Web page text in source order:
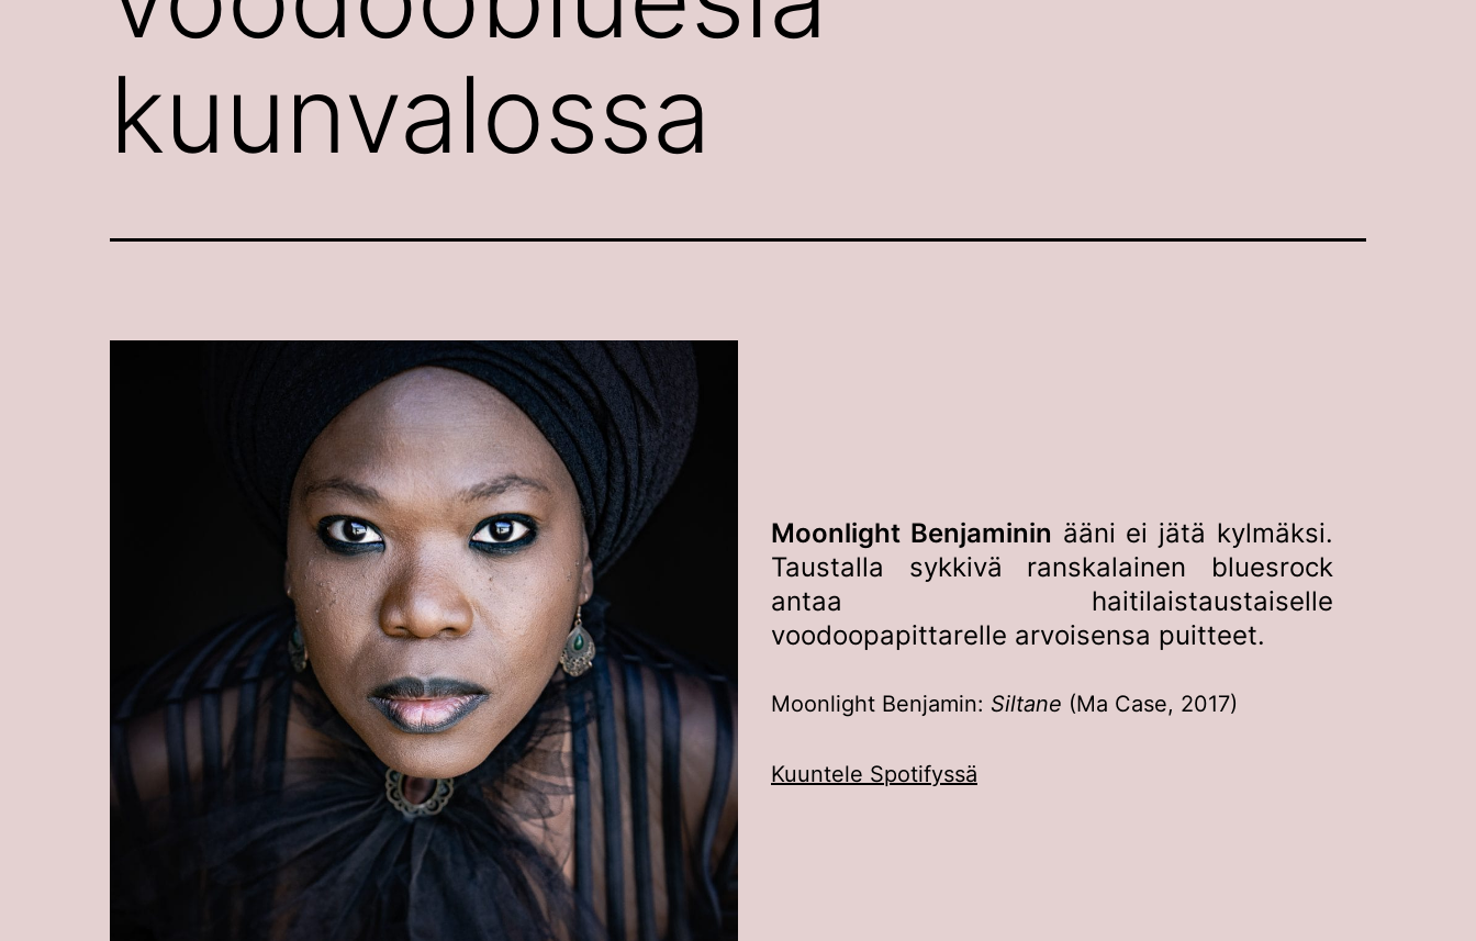
kuunvalossa
Moonlight Benjaminin ääni ei jätä kylmäksi.
Taustalla sykkivä ranskalainen bluesrock
antaa haitilaistaustaiselle
voodoopapittarelle arvoisensa puitteet.
Moonlight Benjamin: Siltane (Ma Case, 2017)
Kuuntele Spotifyssä